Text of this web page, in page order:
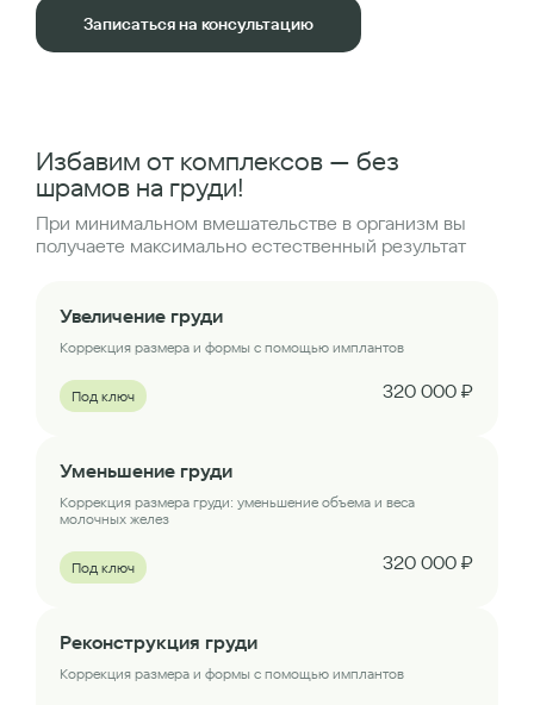
Записаться на консультацию
Избавим от комплексов — без
шрамов на груди!
При минимальном вмешательстве в организм вы
получаете максимально естественный результат
Увеличение груди
Коррекция размера и формы с помощью имплантов
Под ключ 320 000 ₽
Уменьшение груди
Коррекция размера груди: уменьшение объема и веса
молочных желез
Под ключ 320 000 ₽
Реконструкция груди
Коррекция размера и формы с помощью имплантов